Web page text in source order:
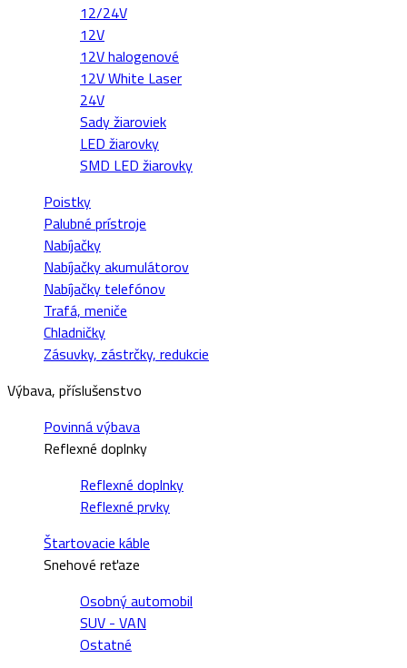
12/24V
12V
12V halogenové
12V White Laser
24V
Sady žiaroviek
LED žiarovky
SMD LED žiarovky
Poistky
Palubné prístroje
Nabíjačky
Nabíjačky akumulátorov
Nabíjačky telefónov
Trafá, meniče
Chladničky
Zásuvky, zástrčky, redukcie
Výbava, příslušenstvo
Povinná výbava
Reflexné doplnky
Reflexné doplnky
Reflexné prvky
Štartovacie káble
Snehové reťaze
Osobný automobil
SUV - VAN
Ostatné